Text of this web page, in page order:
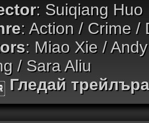
: Suiqiang Huo
: Action / Crime /
: Miao Xie /
/ Sara Aliu
Гледай трейлъра